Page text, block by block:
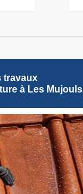
travaux
à Les Mujouls